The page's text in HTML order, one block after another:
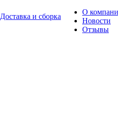
Доставка и сборка
О
Новости
Отзывы